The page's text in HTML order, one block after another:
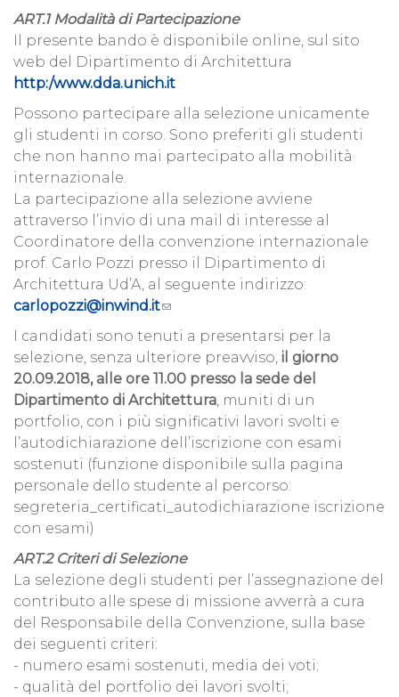
ART.1 Modalità di Partecipazione
Il presente bando è disponibile online, sul sito
web del Dipartimento di Architettura
http:/www.dda.unich.it
Possono partecipare alla selezione unicamente
gli studenti in corso. Sono preferiti gli studenti
che non hanno mai partecipato alla mobilità
internazionale.
La partecipazione alla selezione avviene
attraverso l’invio di una mail di interesse al
Coordinatore della convenzione internazionale
prof. Carlo Pozzi presso il Dipartimento di
Architettura Ud’A, al seguente indirizzo:
carlopozzi@inwind.it
I candidati sono tenuti a presentarsi per la
selezione, senza ulteriore preavviso, il giorno
20.09.2018, alle ore 11.00 presso la sede del
Dipartimento di Architettura, muniti di un
portfolio, con i più significativi lavori svolti e
l’autodichiarazione dell’iscrizione con esami
sostenuti (funzione disponibile sulla pagina
personale dello studente al percorso:
segreteria_certificati_autodichiarazione iscrizione
con esami)
ART.2 Criteri di Selezione
La selezione degli studenti per l’assegnazione del
contributo alle spese di missione avverrà a cura
del Responsabile della Convenzione, sulla base
dei seguenti criteri:
- numero esami sostenuti, media dei voti;
- qualità del portfolio dei lavori svolti;